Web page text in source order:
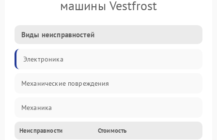
машины Vestfrost
Виды неисправностей
Электроника
Механические повреждения
Механика
Электропитание
Неисправности Стоимость